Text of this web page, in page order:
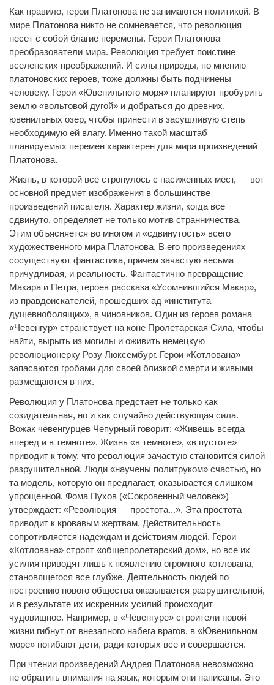
Как правило, герои Платонова не занимаются политикой. В
мире Платонова никто не сомневается, что революция
несет с собой благие перемены. Герои Платонова —
преобразователи мира. Революция требует поистине
вселенских преображений. И силы природы, по мнению
платоновских героев, тоже должны быть подчинены
человеку. Герои «Ювенильного моря» планируют пробурить
землю «вольтовой дугой» и добраться до древних,
ювенильных озер, чтобы принести в засушливую степь
необходимую ей влагу. Именно такой масштаб
планируемых перемен характерен для мира произведений
Платонова.
Жизнь, в которой все стронулось с насиженных мест, — вот
основной предмет изображения в большинстве
произведений писателя. Характер жизни, когда все
сдвинуто, определяет не только мотив странничества.
Этим объясняется во многом и «сдвинутость» всего
художественного мира Платонова. В его произведениях
сосуществуют фантастика, причем зачастую весьма
причудливая, и реальность. Фантастично превращение
Макара и Петра, героев рассказа «Усомнившийся Макар»,
из правдоискателей, прошедших ад «института
душевноболящих», в чиновников. Один из героев романа
«Чевенгур» странствует на коне Пролетарская Сила, чтобы
найти, вырыть из могилы и оживить немецкую
революционерку Розу Люксембург. Герои «Котлована»
запасаются гробами для своей близкой смерти и живыми
размещаются в них.
Революция у Платонова предстает не только как
созидательная, но и как случайно действующая сила.
Вожак чевенгурцев Чепурный говорит: «Живешь всегда
вперед и в темноте». Жизнь «в темноте», «в пустоте»
приводит к тому, что революция зачастую становится силой
разрушительной. Люди «научены политруком» счастью, но
та модель, которую он предлагает, оказывается слишком
упрощенной. Фома Пухов («Сокровенный человек»)
утверждает: «Революция — простота...». Эта простота
приводит к кровавым жертвам. Действительность
сопротивляется надеждам и действиям людей. Герои
«Котлована» строят «общепролетарский дом», но все их
усилия приводят лишь к появлению огромного котлована,
становящегося все глубже. Деятельность людей по
построению нового общества оказывается разрушительной,
и в результате их искренних усилий происходит
чудовищное. Например, в «Чевенгуре» строители новой
жизни гибнут от внезапного набега врагов, в «Ювенильном
море» погибают дети, ради которых все и совершается.
При чтении произведений Андрея Платонова невозможно
не обратить внимания на язык, которым они написаны. Это